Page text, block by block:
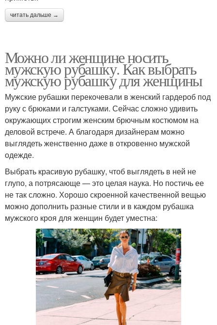
читать дальше →
Можно ли женщине носить
мужскую рубашку. Как выбрать
мужскую рубашку для женщины
Мужские рубашки перекочевали в женский гардероб под
руку с брюками и галстуками. Сейчас сложно удивить
окружающих строгим женским брючным костюмом на
деловой встрече. А благодаря дизайнерам можно
выглядеть женственно даже в откровенно мужской
одежде.
Выбрать красивую рубашку, чтоб выглядеть в ней не
глупо, а потрясающе — это целая наука. Но постичь ее
не так сложно. Хорошо скроенной качественной вещью
можно дополнить разные стили и в каждом рубашка
мужского кроя для женщин будет уместна: